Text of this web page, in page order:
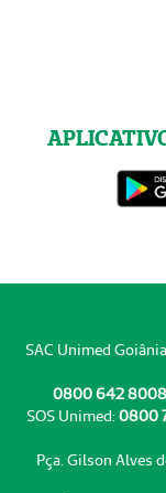
SAC Unimed
0800 642 8008
SOS Unimed: 0800
Pça. Gilson Alves